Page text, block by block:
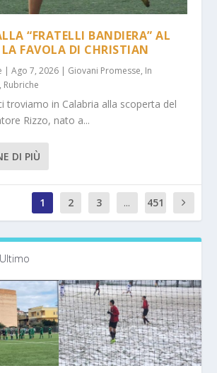
“FRATELLI BANDIERA” AL
FAVOLA DI CHRISTIAN
|Ago 7, 2026 | Giovani Promesse, In
, Rubriche
troviamo in Calabria alla scoperta del
Rizzo, nato a...
DI PIÙ
1 2 3 ...
451
1
Ultimo